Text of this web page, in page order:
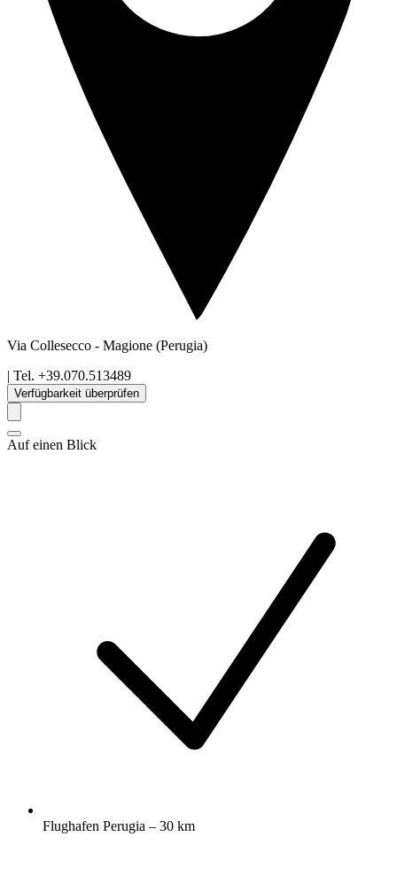
Via Collesecco - Magione (Perugia)
| Tel. +39.070.513489
Verfügbarkeit überprüfen
Auf einen Blick
Flughafen Perugia – 30 km